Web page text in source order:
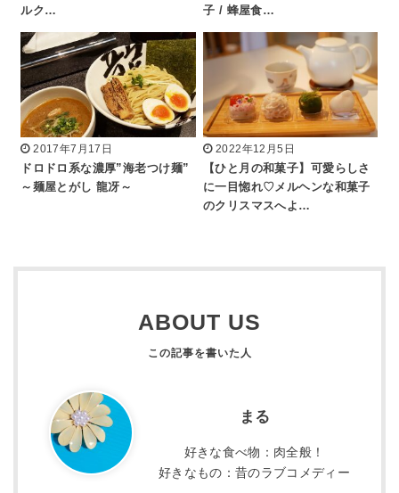
ルク…
子 / 蜂屋食…
2017年7月17日
ドロドロ系な濃厚”海老つけ麺”
～麺屋とがし 龍冴～
2022年12月5日
【ひと月の和菓子】可愛らしさ
に一目惚れ♡メルヘンな和菓子
のクリスマスへよ…
ABOUT US
まる
好きな食べ物：肉全般！
好きなもの：昔のラブコメディー